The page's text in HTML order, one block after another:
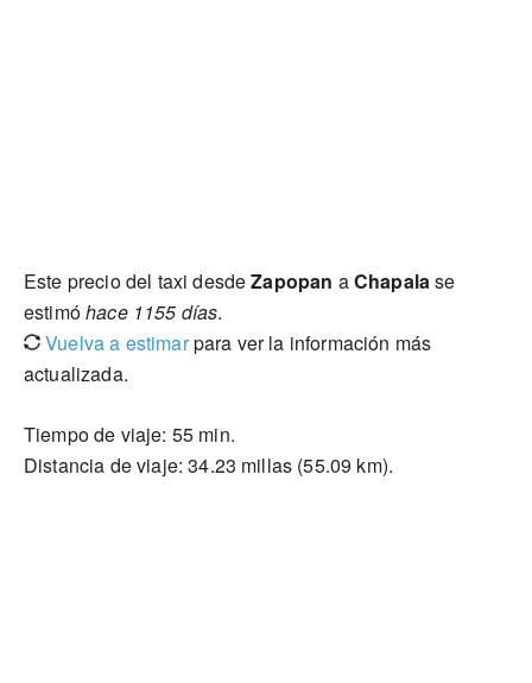
Este precio del taxi desdeZapopan aChapalase
estimóhace 1155 días.
Vuelva a estimarpara ver la información más
actualizada.
Tiempo de viaje: 55 min.
Distancia de viaje: 34.23 millas (55.09 km).